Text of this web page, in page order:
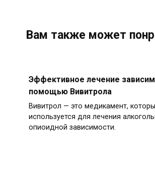
Вам также может
Эффективное лечение
помощью Вивитрола
Вивитрол — это медикамент,
используется для лечения
опиоидной зависимости.